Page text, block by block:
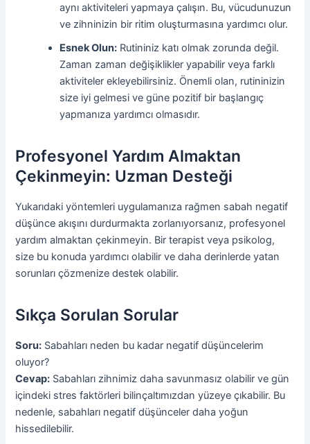
aynı aktiviteleri yapmaya çalışın. Bu, vücudunuzun
ve zihninizin bir ritim oluşturmasına yardımcı olur.
Esnek Olun: Rutininiz katı olmak zorunda değil.
Zaman zaman değişiklikler yapabilir veya farklı
aktiviteler ekleyebilirsiniz. Önemli olan, rutininizin
size iyi gelmesi ve güne pozitif bir başlangıç
yapmanıza yardımcı olmasıdır.
Profesyonel Yardım Almaktan
Çekinmeyin: Uzman Desteği
Yukarıdaki yöntemleri uygulamanıza rağmen sabah negatif
düşünce akışını durdurmakta zorlanıyorsanız, profesyonel
yardım almaktan çekinmeyin. Bir terapist veya psikolog,
size bu konuda yardımcı olabilir ve daha derinlerde yatan
sorunları çözmenize destek olabilir.
Sıkça Sorulan Sorular
Soru: Sabahları neden bu kadar negatif düşüncelerim
oluyor?
Cevap: Sabahları zihnimiz daha savunmasız olabilir ve gün
içindeki stres faktörleri bilinçaltımızdan yüzeye çıkabilir. Bu
nedenle, sabahları negatif düşünceler daha yoğun
hissedilebilir.